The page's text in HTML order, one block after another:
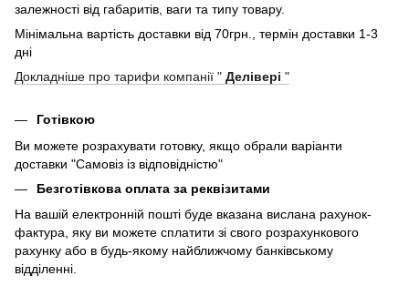
залежності від габаритів, ваги та типу товару.
Мінімальна вартість доставки від 70грн., термін доставки 1-3
дні
Докладніше про тарифи компанії " Делівері "
Готівкою
Ви можете розрахувати готовку, якщо обрали варіанти
доставки "Самовіз із відповідністю"
Безготівкова оплата за реквізитами
На вашій електронній пошті буде вказана вислана рахунок-
фактура, яку ви можете сплатити зі свого розрахункового
рахунку або в будь-якому найближчому банківському
відділенні.